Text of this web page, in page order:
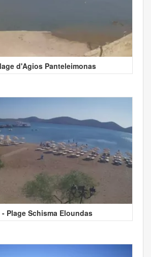
d'Agios Panteleimonas
Plage Schisma Eloundas